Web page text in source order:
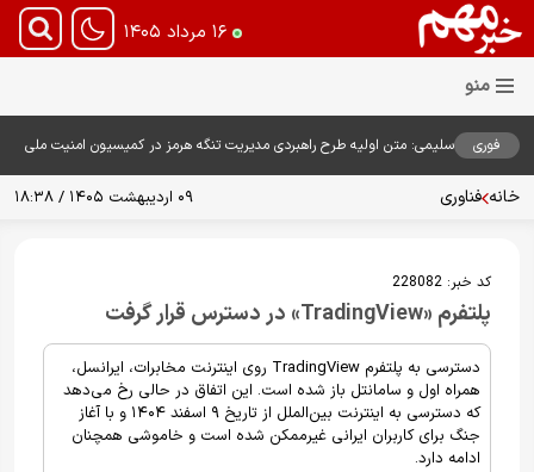
۱۶ مرداد ۱۴۰۵
فوری
سلیمی: متن اولیه طرح راهبردی مدیریت تنگه هرمز در کمیسیون امنیت ملی
خانه فناوری ۰۹ اردیبهشت ۱۴۰۵ / ۱۸:۳۸
کد خبر: 228082
پلتفرم «TradingView» در دسترس قرار گرفت
دسترسی به پلتفرم TradingView روی اینترنت مخابرات، ایرانسل،
همراه اول و سامانتل باز شده است. این اتفاق در حالی رخ می‌دهد
که دسترسی به اینترنت بین‌الملل از تاریخ ۹ اسفند ۱۴۰۴ و با آغاز
جنگ برای کاربران ایرانی غیرممکن شده است و خاموشی همچنان
ادامه دارد.